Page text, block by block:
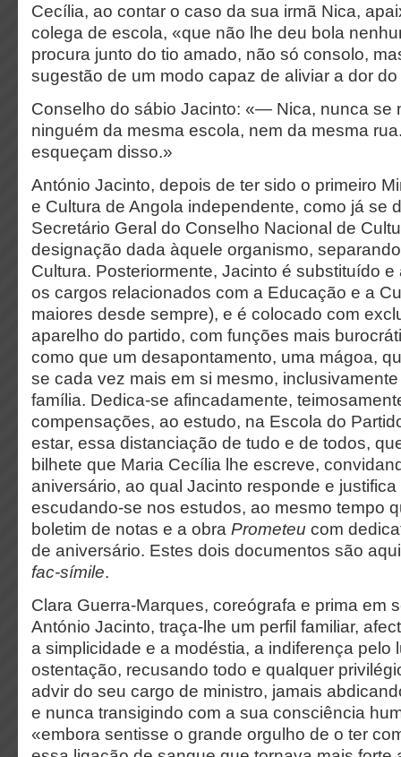
Cecília, ao contar o caso da sua irmã Nica,
colega de escola, «que não lhe deu bola
procura junto do tio amado, não só consolo,
sugestão de um modo capaz de aliviar a dor do
Conselho do sábio Jacinto: «— Nica, nunca se
ninguém da mesma escola, nem da mesma
esqueçam disso.»
António Jacinto, depois de ter sido o primeiro
e Cultura de Angola independente, como já se
Secretário Geral do Conselho Nacional de
designação dada àquele organismo,
Cultura. Posteriormente, Jacinto é substituído
os cargos relacionados com a Educação e a
maiores desde sempre), e é colocado com
aparelho do partido, com funções mais
como que um desapontamento, uma mágoa,
se cada vez mais em si mesmo,
família. Dedica-se afincadamente,
compensações, ao estudo, na Escola do
estar, essa distanciação de tudo e de todos,
bilhete que Maria Cecília lhe escreve,
aniversário, ao qual Jacinto responde e
escudando-se nos estudos, ao mesmo tempo
boletim de notas e a obra Prometeu com
de aniversário. Estes dois documentos são
fac-símile.
Clara Guerra-Marques, coreógrafa e prima em
António Jacinto, traça-lhe um perfil familiar,
a simplicidade e a modéstia, a indiferença pelo
ostentação, recusando todo e qualquer
advir do seu cargo de ministro, jamais
e nunca transigindo com a sua consciência
«embora sentisse o grande orgulho de o ter